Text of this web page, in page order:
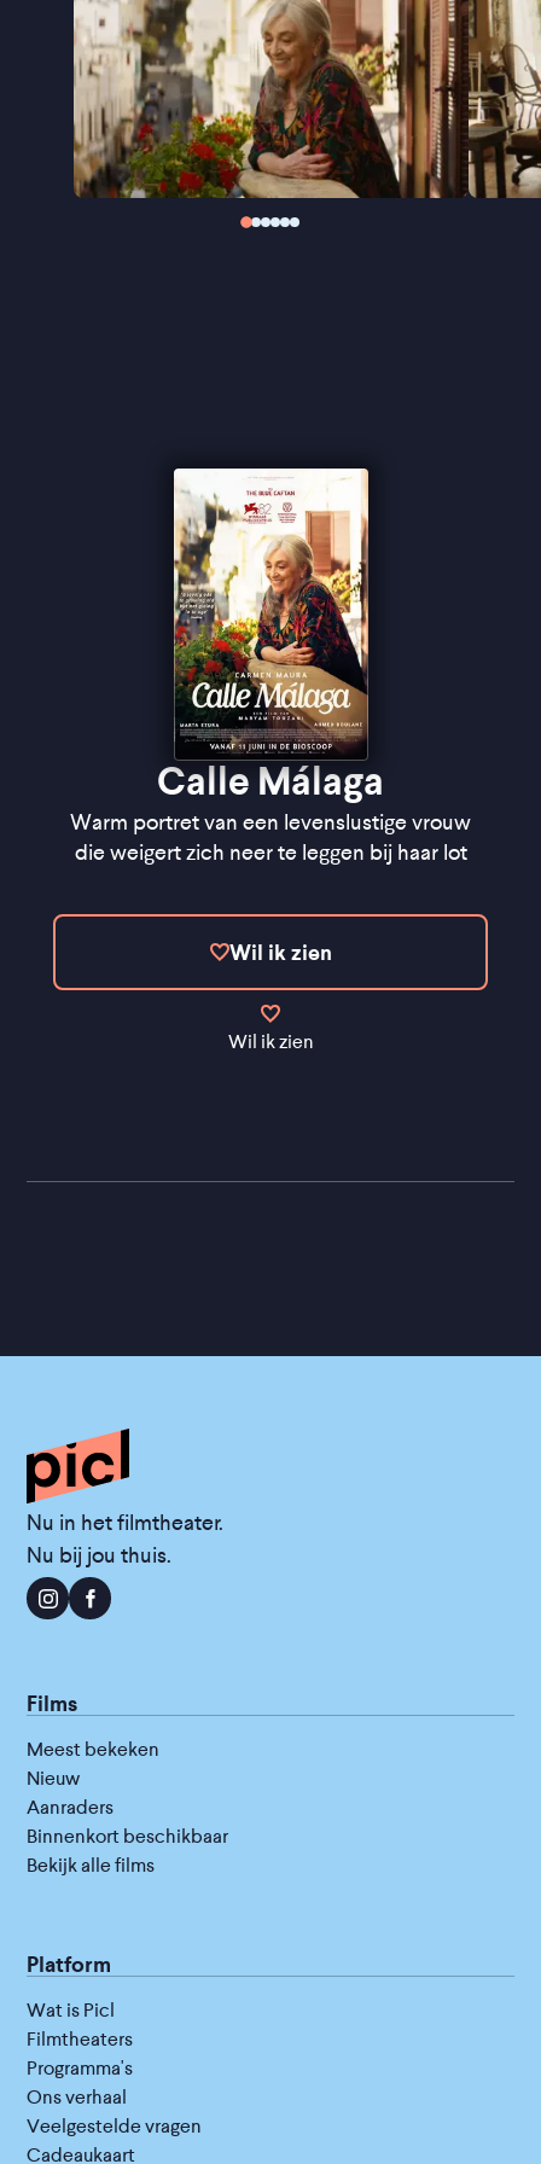
leven.
De Marokkaanse regisseur Maryam Touzani richt
haar blik opnieuw op menselijkheid en warmte,
zoals ze eerder deed in het internationaal geprezen
The Blue Caftan. OokCalle Málaga raakt die
gevoelige snaar: de film, gedragen door een sterke
hoofdrol van Carmen Maura, won de Publieksprijs
Calle Málaga
Warm portret van een levenslustige vrouw
die weigert zich neer te leggen bij haar lot
Wil ik zien
Wil ik zien
Nu in het filmtheater.
Nu bij jou thuis.
Films
Meest bekeken
Nieuw
Aanraders
Binnenkort beschikbaar
Bekijk alle films
Platform
Wat is Picl
Filmtheaters
Programma's
Ons verhaal
Veelgestelde vragen
Cadeaukaart